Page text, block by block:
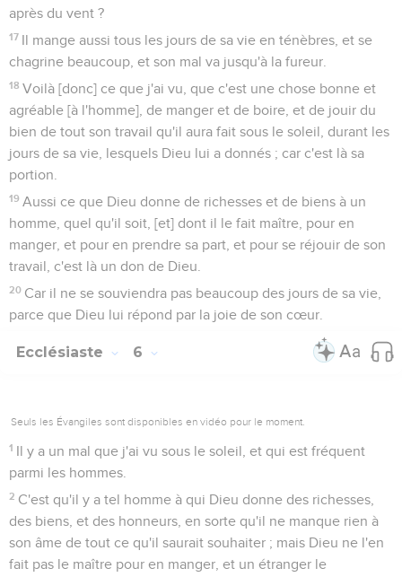
après du vent ?
17 Il mange aussi tous les jours de sa vie en ténèbres, et se
chagrine beaucoup, et son mal va jusqu'à la fureur.
18 Voilà [donc] ce que j'ai vu, que c'est une chose bonne et
agréable [à l'homme], de manger et de boire, et de jouir du
bien de tout son travail qu'il aura fait sous le soleil, durant les
jours de sa vie, lesquels Dieu lui a donnés ; car c'est là sa
portion.
19 Aussi ce que Dieu donne de richesses et de biens à un
homme, quel qu'il soit, [et] dont il le fait maître, pour en
manger, et pour en prendre sa part, et pour se réjouir de son
travail, c'est là un don de Dieu.
20 Car il ne se souviendra pas beaucoup des jours de sa vie,
parce que Dieu lui répond par la joie de son cœur.
Ecclésiaste 6
Seuls les Évangiles sont disponibles en vidéo pour le moment.
1 Il y a un mal que j'ai vu sous le soleil, et qui est fréquent
parmi les hommes.
2 C'est qu'il y a tel homme à qui Dieu donne des richesses,
des biens, et des honneurs, en sorte qu'il ne manque rien à
son âme de tout ce qu'il saurait souhaiter ; mais Dieu ne l'en
fait pas le maître pour en manger, et un étranger le